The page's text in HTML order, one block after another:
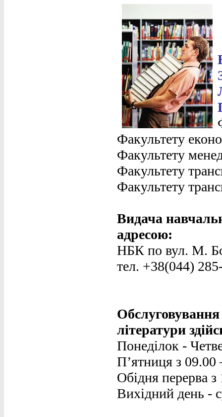
Факультету
Факультету
Факультету
Факультету
Видача
адресою:
НБК по вул. М.
тел. +38(044)
літератури
Понеділок -
П’ятниця з 09.00
Обідня перерва
Вихідний день -